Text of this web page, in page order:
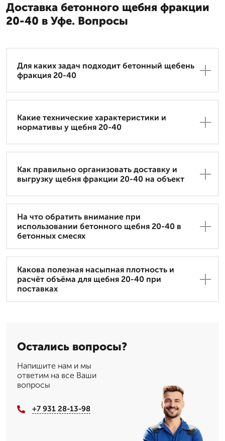
Доставка бетонного щебня фракции
20-40 в Уфе. Вопросы
Для каких задач подходит бетонный щебень
фракция 20-40
Какие технические характеристики и
нормативы у щебня 20-40
Как правильно организовать доставку и
выгрузку щебня фракции 20-40 на объект
На что обратить внимание при
использовании бетонного щебня 20-40 в
бетонных смесях
Какова полезная насыпная плотность и
расчёт объёма для щебня 20-40 при
поставках
Остались вопросы?
Напишите нам и мы
ответим на все Ваши
вопросы
+7 931 28-13-98